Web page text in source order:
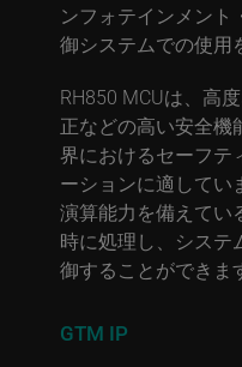
ンフォテインメント
御システムでの使用
RH850 MCUは、高
正などの高い安全機
界におけるセーフテ
ーションに適してい
演算能力を備えてい
時に処理し、システ
御することができま
GTM IP